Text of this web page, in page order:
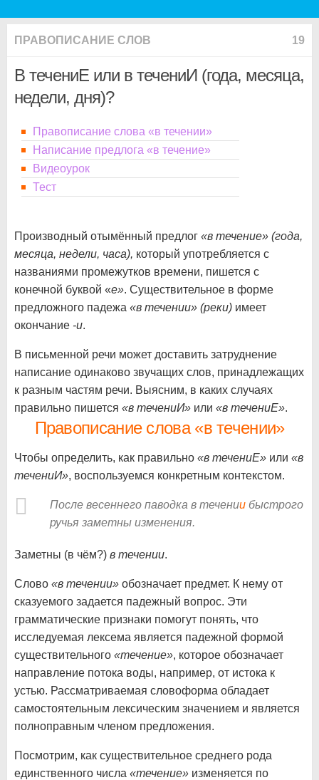
ПРАВОПИСАНИЕ СЛОВ 19
В течениЕ или в течениИ (года, месяца,
недели, дня)?
Правописание слова «в течении»
Написание предлога «в течение»
Видеоурок
Тест
Производный отымённый предлог «в течение» (года,
месяца, недели, часа), который употребляется с
названиями промежутков времени, пишется с
конечной буквой «е». Существительное в форме
предложного падежа «в течении» (реки) имеет
окончание -и.
В письменной речи может доставить затруднение
написание одинаково звучащих слов, принадлежащих
к разным частям речи. Выясним, в каких случаях
правильно пишется «в течениИ» или «в течениЕ».
Правописание слова «в течении»
Чтобы определить, как правильно «в течениЕ» или «в
течениИ», воспользуемся конкретным контекстом.
После весеннего паводка в течении быстрого
ручья заметны изменения.
Заметны (в чём?) в течении.
Слово «в течении» обозначает предмет. К нему от
сказуемого задается падежный вопрос. Эти
грамматические признаки помогут понять, что
исследуемая лексема является падежной формой
существительного «течение», которое обозначает
направление потока воды, например, от истока к
устью. Рассматриваемая словоформа обладает
самостоятельным лексическим значением и является
полноправным членом предложения.
Посмотрим, как существительное среднего рода
единственного числа «течение» изменяется по